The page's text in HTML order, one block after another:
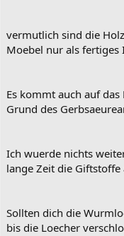
vermutlich sind die
Moebel nur als fertiges
Es kommt auch auf
Grund des
Ich wuerde nichts
lange Zeit die Giftstoffe
Sollten dich die
bis die Loecher